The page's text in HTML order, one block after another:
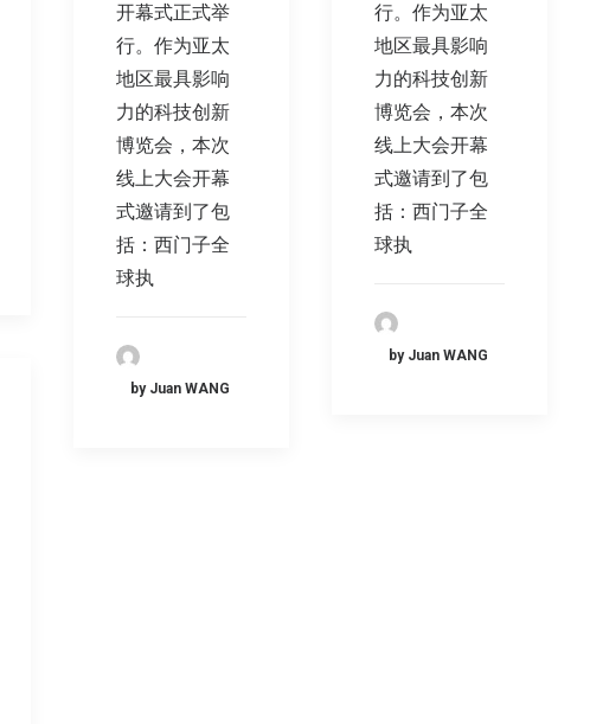
开幕式正式举
行。作为亚太
地区最具影响
力的科技创新
博览会，本次
线上大会开幕
式邀请到了包
括：西门子全
球执
by Juan WANG
行。作为亚太
地区最具影响
力的科技创新
博览会，本次
线上大会开幕
式邀请到了包
括：西门子全
球执
by Juan WANG